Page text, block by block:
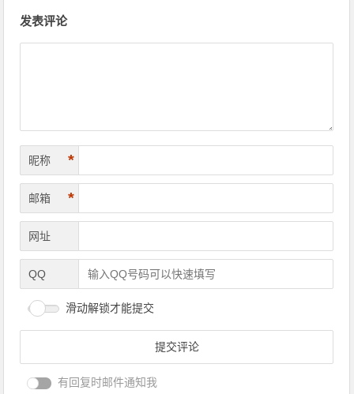
发表评论
昵称 *
邮箱 *
网址
QQ
滑动解锁才能提交
有回复时邮件通知我